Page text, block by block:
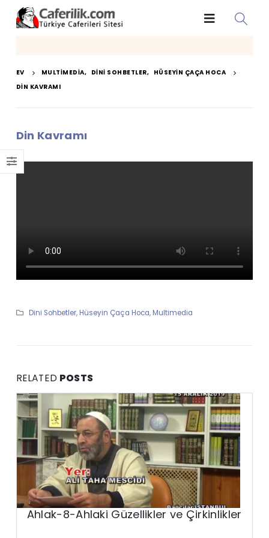
EV MULTIMEDIA, DINI SOHBETLER, HÜSEYIN ÇAÇA HOCA
DIN KAVRAMI
Din Kavramı
Dini Sohbetler, Hüseyin Çaça Hoca, Multimedia
RELATED POSTS
Ahlak-8-Ahlaki Güzellikler ve Çirkinlikler